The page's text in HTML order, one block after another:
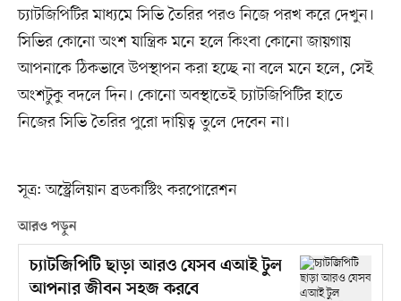
চ্যাটজিপিটির মাধ্যমে সিভি তৈরির পরও নিজে পরখ করে দেখুন।
সিভির কোনো অংশ যান্ত্রিক মনে হলে কিংবা কোনো জায়গায়
আপনাকে ঠিকভাবে উপস্থাপন করা হচ্ছে না বলে মনে হলে, সেই
অংশটুকু বদলে দিন। কোনো অবস্থাতেই চ্যাটজিপিটির হাতে
নিজের সিভি তৈরির পুরো দায়িত্ব তুলে দেবেন না।
সূত্র: অস্ট্রেলিয়ান ব্রডকাস্টিং করপোরেশন
আরও পড়ুন
চ্যাটজিপিটি ছাড়া আরও যেসব এআই টুল
আপনার জীবন সহজ করবে